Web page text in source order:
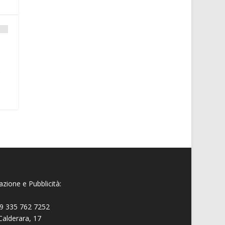
e Pubblicità:
335 762 7252
17